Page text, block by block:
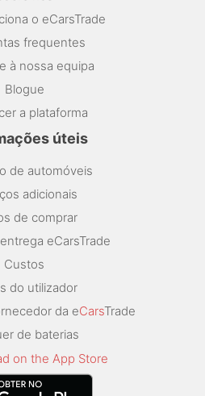
o eCarsTrade
frequentes
à nossa equipa
Blogue
a plataforma
úteis
de automóveis
adicionais
de comprar
eCarsTrade
Custos
do utilizador
da eCarsTrade
de baterias